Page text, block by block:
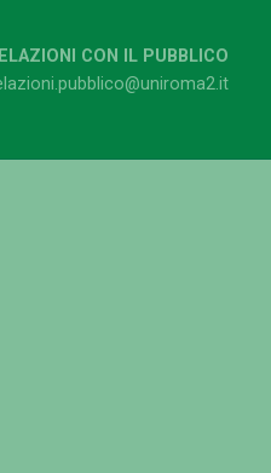
CON IL PUBBLICO